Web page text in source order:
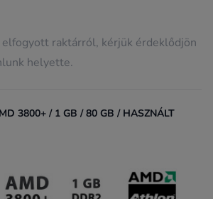
raktárról, kérjük érdeklődjön
helyette.
3800+ / 1 GB / 80 GB / HASZNÁLT